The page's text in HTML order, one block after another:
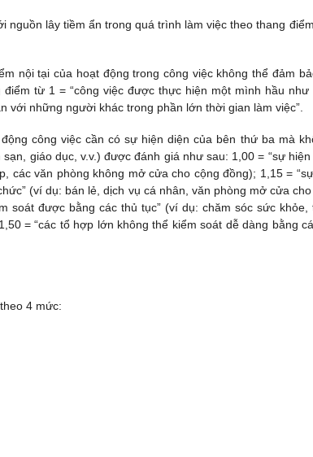
nguồn lây tiềm ẩn trong quá trình làm việc theo thang
nội tại của hoạt động trong công việc không thể đảm
từ 1 = “công việc được thực hiện một mình hầu như
với những người khác trong phần lớn thời gian làm việc”.
công việc cần có sự hiện diện của bên thứ ba mà
giáo dục, v.v.) được đánh giá như sau: 1,00 = “sự
các văn phòng không mở cửa cho cộng đồng); 1,15 =
(ví dụ: bán lẻ, dịch vụ cá nhân, văn phòng mở cửa
soát được bằng các thủ tục” (ví dụ: chăm sóc sức
= “các tổ hợp lớn không thể kiểm soát dễ dàng bằng
4 mức: